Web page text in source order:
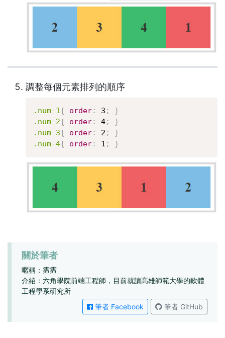
調整每個元素排列的順序
.num-1{ order: 3 ;
}
.num-2{ order: 4;
}
.num-3{ order: 2 ;
}
.num-4{ order: 1 ; }
關於筆者
暱稱：霈霈
介紹：六角學院前端工程師，目前就讀高雄師範大學的軟體
工程學系研究所
筆者 Facebook
筆者 GitHub